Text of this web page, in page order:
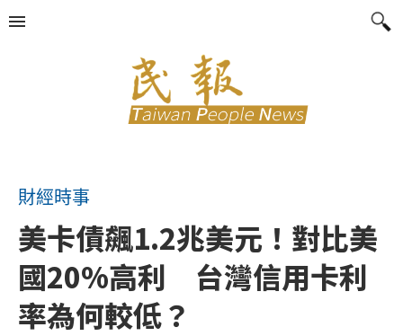
財經時事
美卡債飆1.2兆美元！對比美
國20%高利 台灣信用卡利
率為何較低？